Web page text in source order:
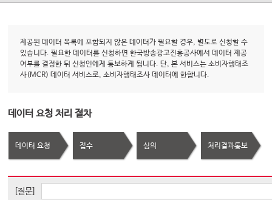
제공된 데이터 목록에 포함되지 않은 데이터가 필요할 경우, 별도로 신청할 수
있습니다. 필요한 데이터를 신청하면 한국방송광고진흥공사에서 데이터 제공
여부를 결정한 뒤 신청인에게 통보하게 됩니다. 단, 본 서비스는 소비자행태조
사(MCR) 데이터 서비스로, 소비자행태조사 데이터에 한합니다.
데이터 요청 처리 절차
데이터 요청 접수 심의 처리결과통보
[질문]